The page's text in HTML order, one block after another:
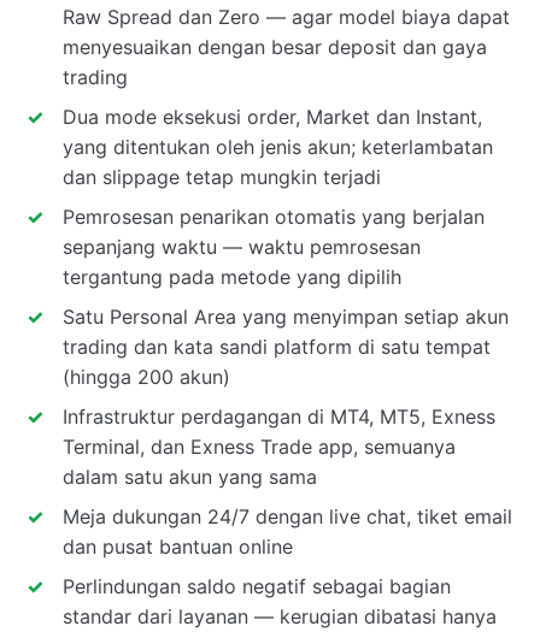
Raw Spread dan Zero — agar model biaya dapat
menyesuaikan dengan besar deposit dan gaya
trading
Dua mode eksekusi order, Market dan Instant,
yang ditentukan oleh jenis akun; keterlambatan
dan slippage tetap mungkin terjadi
Pemrosesan penarikan otomatis yang berjalan
sepanjang waktu — waktu pemrosesan
tergantung pada metode yang dipilih
Satu Personal Area yang menyimpan setiap akun
trading dan kata sandi platform di satu tempat
(hingga 200 akun)
Infrastruktur perdagangan di MT4, MT5, Exness
Terminal, dan Exness Trade app, semuanya
dalam satu akun yang sama
Meja dukungan 24/7 dengan live chat, tiket email
dan pusat bantuan online
Perlindungan saldo negatif sebagai bagian
standar dari layanan — kerugian dibatasi hanya